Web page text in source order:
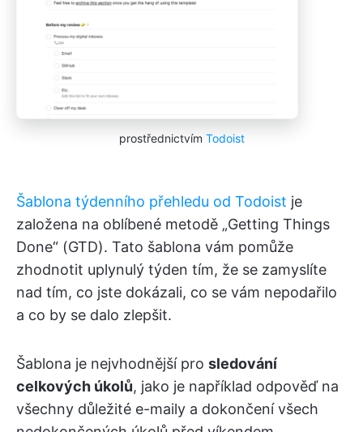
prostřednictvím Todoist
Šablona týdenního přehledu od Todoist je
založena na oblíbené metodě „Getting Things
Done“ (GTD). Tato šablona vám pomůže
zhodnotit uplynulý týden tím, že se zamyslíte
nad tím, co jste dokázali, co se vám nepodařilo
a co by se dalo zlepšit.
Šablona je nejvhodnější pro sledování
celkových úkolů, jako je například odpověď na
všechny důležité e-maily a dokončení všech